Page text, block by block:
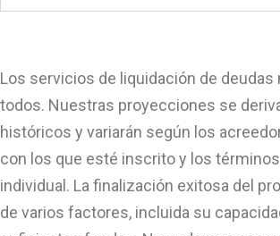
Los servicios de liquidación de deudas
todos. Nuestras proyecciones se
históricos y variarán según los
con los que esté inscrito y los
individual. La finalización exitosa del
de varios factores, incluida su